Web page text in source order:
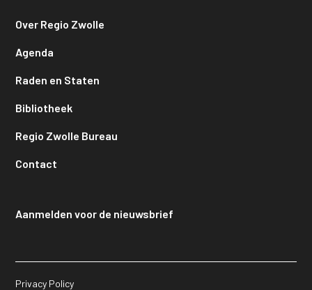
Over Regio Zwolle
Agenda
Raden en Staten
Bibliotheek
Regio Zwolle Bureau
Contact
Aanmelden voor de nieuwsbrief
Privacy Policy